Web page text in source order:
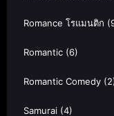
Romance โรแมนติก
Romantic (6)
Romantic Comedy
Samurai (4)